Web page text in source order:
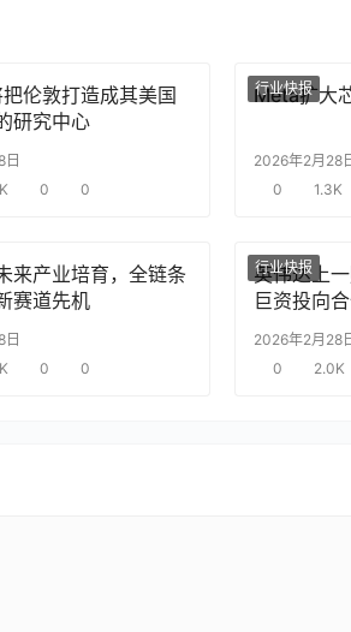
伦敦打造成其美国
研究中心
0 0
行业快报
Meta扩大
2026年2月28
0
1.3K
来产业培育，全链条
赛道先机
0 0
行业快报
英伟达上
巨资投向
片需求
2026年2月28
0
2.0K